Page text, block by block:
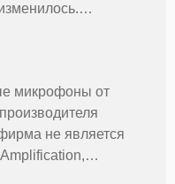
микрофоны от
не является